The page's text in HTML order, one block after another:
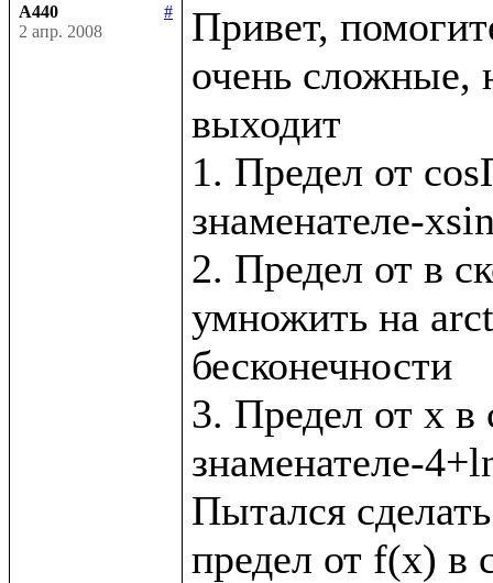
A440
#
2 апр. 2008
Привет,
очень сложные,
выходит
1. Предел от
знаменателе-
2. Предел от в
умножить на
бесконечности
3. Предел от x в
знаменателе-
Пытался
предел от f(x) в